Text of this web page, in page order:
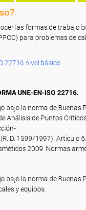
las formas de trabajo
para problemas de
22716 nivel básico
UNE-EN-ISO 22716.
bajo la norma de Buenas
Análisis de Puntos
D. 1599/1997). Articulo 6.
2009. Normas
la norma de Buenas
y equipos.